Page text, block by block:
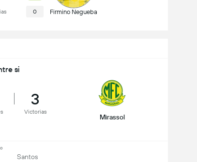
0 Firmino Negueba
si
3
Victorias
Mirassol
Santos